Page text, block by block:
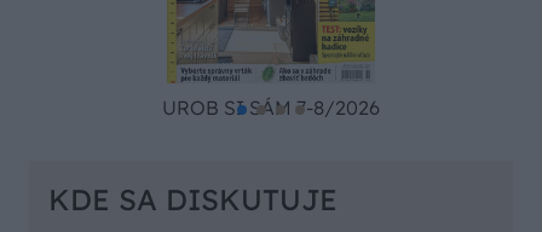
UROB SI SÁM 7-8/2026
KDE SA DISKUTUJE